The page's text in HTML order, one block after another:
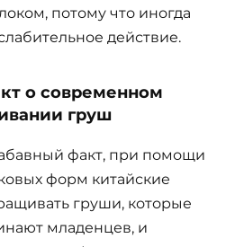
потому что иногда
действие.
о современном
груш
факт, при помощи
форм китайские
груши, которые
младенцев, и